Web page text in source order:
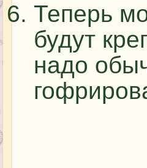
Теперь
будут
надо